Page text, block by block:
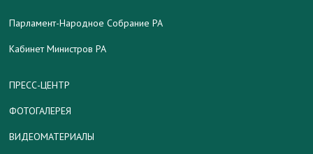
Парламент-Народное Собрание РА
Кабинет Министров РА
ПРЕСС-ЦЕНТР
ФОТОГАЛЕРЕЯ
ВИДЕОМАТЕРИАЛЫ